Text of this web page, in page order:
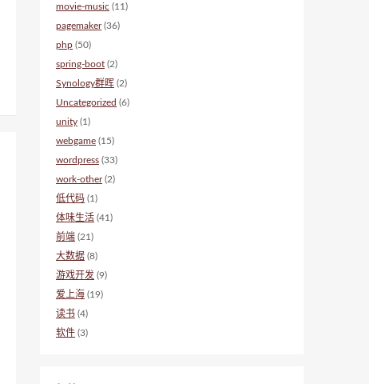
movie-music (11)
pagemaker(36)
php (50)
spring-boot (2)
Synology群晖 (2)
Uncategorized (6)
unity (1)
webgame (15)
wordpress (33)
work-other(2)
低代码 (1)
体味生活 (41)
前端 (21)
大数据 (8)
游戏开发 (9)
爱上海 (19)
读书 (4)
软件 (3)